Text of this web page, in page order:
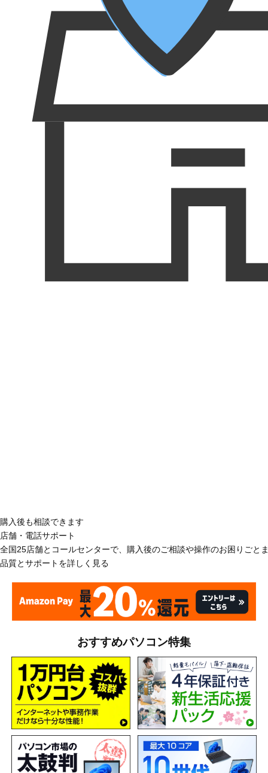
購入後も相談できます
店舗・電話サポート
全国25店舗とコールセンターで、購入後のご相談や操作のお困りごと
品質とサポートを詳しく見る
おすすめパソコン特集